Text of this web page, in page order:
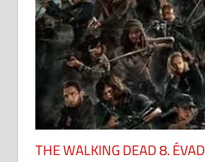
THE WALKING DEAD 8. ÉVAD